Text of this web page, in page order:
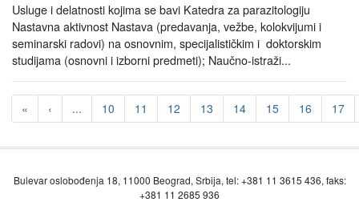
Usluge i delatnosti kojima se bavi Katedra za parazitologiju
Nastavna aktivnost Nastava (predavanja, vežbe, kolokvijumi i
seminarski radovi) na osnovnim, specijalističkim i doktorskim
studijama (osnovni i izborni predmeti); Naučno-istraži...
« ‹ ... 10 11 12 13 14 15 16 17
Bulevar oslobođenja 18, 11000 Beograd, Srbija, tel: +381 11 3615 436, faks:
+381 11 2685 936